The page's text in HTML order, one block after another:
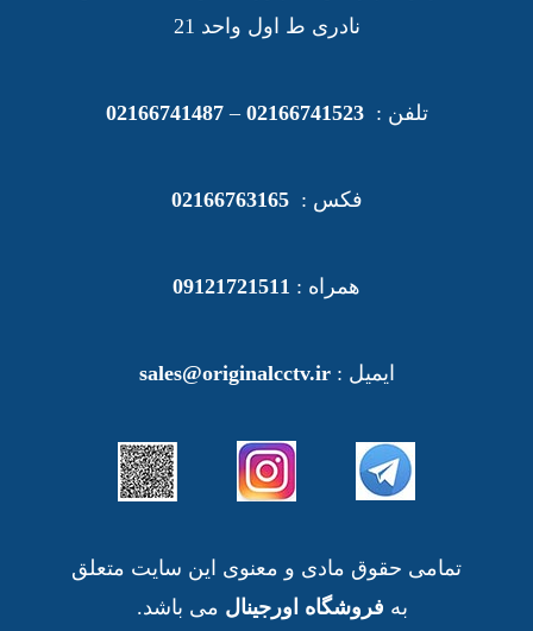
نادری ط اول واحد 21
تلفن :02166741523
–
02166741487
فکس :02166763165
همراه : 09121721511
ایمیل :sales@originalcctv.ir
تمامی حقوق مادی و معنوی این سایت متعلق
به فروشگاه اورجینال می باشد.